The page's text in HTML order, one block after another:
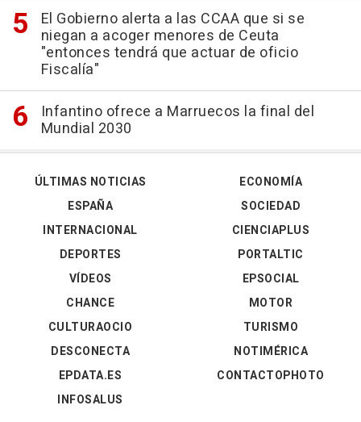
El Gobierno alerta a las CCAA que si se
niegan a acoger menores de Ceuta
"entonces tendrá que actuar de oficio
Fiscalía"
Infantino ofrece a Marruecos la final del
Mundial 2030
ÚLTIMAS NOTICIAS
ESPAÑA
INTERNACIONAL
DEPORTES
VÍDEOS
ECONOMÍA
SOCIEDAD
CIENCIAPLUS
PORTALTIC
EPSOCIAL
CHANCE
CULTURAOCIO
DESCONECTA
EPDATA.ES
INFOSALUS
MOTOR
TURISMO
NOTIMÉRICA
CONTACTOPHOTO